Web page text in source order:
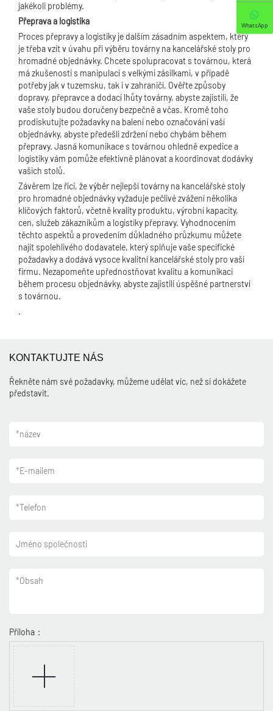
jakékoli problémy.
Přeprava a logistika
Proces přepravy a logistiky je dalším zásadním aspektem, který
je třeba vzít v úvahu při výběru továrny na kancelářské stoly pro
hromadné objednávky. Chcete spolupracovat s továrnou, která
má zkušenosti s manipulací s velkými zásilkami, v případě
potřeby jak v tuzemsku, tak i v zahraničí. Ověřte způsoby
dopravy, přepravce a dodací lhůty továrny, abyste zajistili, že
vaše stoly budou doručeny bezpečně a včas. Kromě toho
prodiskutujte požadavky na balení nebo označování vaší
objednávky, abyste předešli zdržení nebo chybám během
přepravy. Jasná komunikace s továrnou ohledně expedice a
logistiky vám pomůže efektivně plánovat a koordinovat dodávky
vašich stolů.
Závěrem lze říci, že výběr nejlepší továrny na kancelářské stoly
pro hromadné objednávky vyžaduje pečlivé zvážení několika
klíčových faktorů, včetně kvality produktu, výrobní kapacity,
cen, služeb zákazníkům a logistiky přepravy. Vyhodnocením
těchto aspektů a provedením důkladného průzkumu můžete
najít spolehlivého dodavatele, který splňuje vaše specifické
požadavky a dodává vysoce kvalitní kancelářské stoly pro vaši
firmu. Nezapomeňte upřednostňovat kvalitu a komunikaci
během procesu objednávky, abyste zajistili úspěšné partnerství
s továrnou.
.
KONTAKTUJTE NÁS
Řekněte nám své požadavky, můžeme udělat víc, než si dokážete
představit.
*název
*E-mailem
*Telefon
Jméno společnosti
*Obsah
Příloha：
WhatsApp